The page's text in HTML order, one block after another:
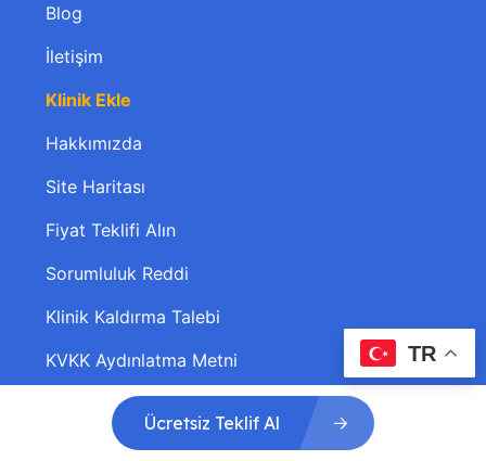
Ücretsiz Teklif Al
Blog
İletişim
Klinik Ekle
Hakkımızda
Site Haritası
Fiyat Teklifi Alın
Sorumluluk Reddi
Klinik Kaldırma Talebi
KVKK Aydınlatma Metni
Doktor – Hasta Buluşması
TR